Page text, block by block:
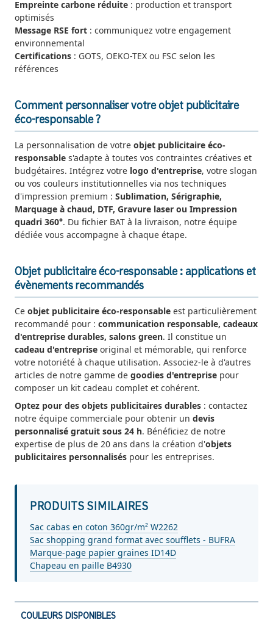
Empreinte carbone réduite : production et transport
optimisés
Message RSE fort : communiquez votre engagement
environnemental
Certifications : GOTS, OEKO-TEX ou FSC selon les
références
Comment personnaliser votre objet publicitaire
éco-responsable ?
La personnalisation de votre objet publicitaire éco-
responsable s'adapte à toutes vos contraintes créatives et
budgétaires. Intégrez votre logo d'entreprise, votre slogan
ou vos couleurs institutionnelles via nos techniques
d'impression premium : Sublimation, Sérigraphie,
Marquage à chaud, DTF, Gravure laser ou Impression
quadri 360°. Du fichier BAT à la livraison, notre équipe
dédiée vous accompagne à chaque étape.
Objet publicitaire éco-responsable : applications et
évènements recommandés
Ce objet publicitaire éco-responsable est particulièrement
recommandé pour : communication responsable, cadeaux
d'entreprise durables, salons green. Il constitue un
cadeau d'entreprise original et mémorable, qui renforce
votre notoriété à chaque utilisation. Associez-le à d'autres
articles de notre gamme de goodies d'entreprise pour
composer un kit cadeau complet et cohérent.
Optez pour des objets publicitaires durables : contactez
notre équipe commerciale pour obtenir un devis
personnalisé gratuit sous 24 h. Bénéficiez de notre
expertise de plus de 20 ans dans la création d'objets
publicitaires personnalisés pour les entreprises.
PRODUITS SIMILAIRES
Sac cabas en coton 360gr/m² W2262
Sac shopping grand format avec soufflets - BUFRA
Marque-page papier graines ID14D
Chapeau en paille B4930
COULEURS DISPONIBLES